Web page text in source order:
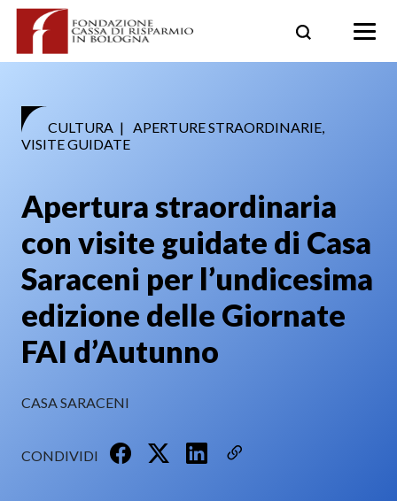
Skip
CULTURA | APERTURE STRAORDINARIE,
VISITE GUIDATE
Apertura straordinaria
con visite guidate di Casa
Saraceni per l’undicesima
edizione delle Giornate
FAI d’Autunno
CASA SARACENI
CONDIVIDI